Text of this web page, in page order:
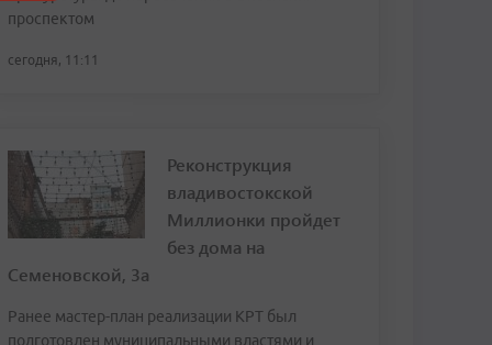
проспектом
сегодня, 11:11
Реконструкция
владивостокской
Миллионки пройдет
без дома на
Семеновской, 3а
Ранее мастер-план реализации КРТ был
подготовлен муниципальными властями и